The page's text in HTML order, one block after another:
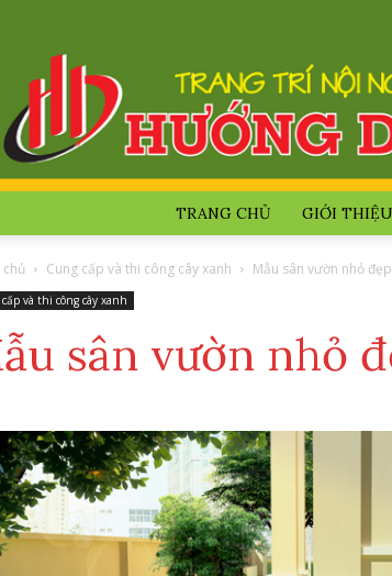
TRANG CHỦ GIỚI THIỆU
Cung cấp và thi công cây xanh Mẫu sân vườn nhỏ đẹp
và thi công cây xanh
sân vườn nhỏ